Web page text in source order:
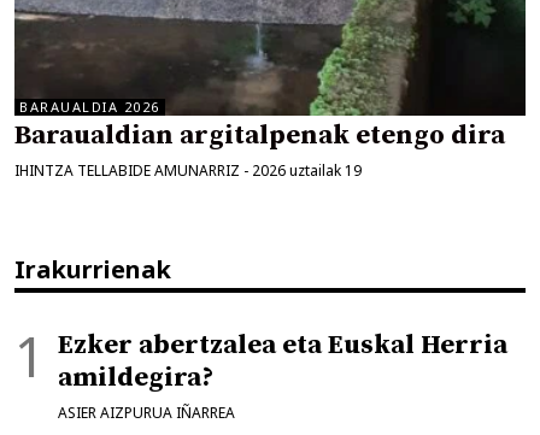
BARAUALDIA 2026
Baraualdian argitalpenak etengo dira
IHINTZA TELLABIDE AMUNARRIZ - 2026 uztailak 19
Irakurrienak
Ezker abertzalea eta Euskal Herria
amildegira?
ASIER AIZPURUA IÑARREA